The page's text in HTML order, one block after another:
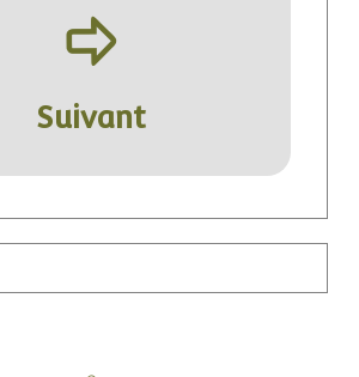
ÿ
Suivant